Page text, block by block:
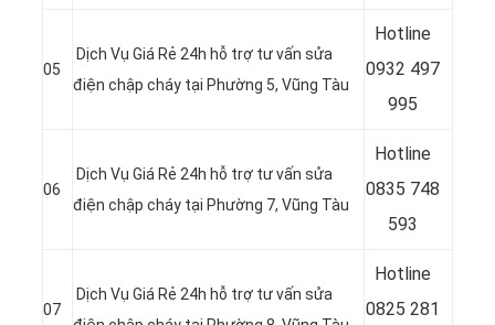
05
Dịch Vụ Giá Rẻ 24h hỗ trợ tư vấn sửa
điện chập cháy tại Phường 5, Vũng Tàu
Hotline
0932 497
995
06
Dịch Vụ Giá Rẻ 24h hỗ trợ tư vấn sửa
điện chập cháy tại Phường 7, Vũng Tàu
Hotline
0835 748
593
07
Dịch Vụ Giá Rẻ 24h hỗ trợ tư vấn sửa
Hotline
0825 281